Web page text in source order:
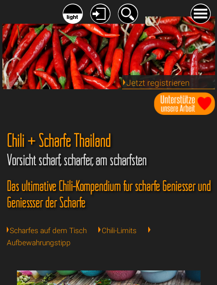
Jetzt registrieren
Chili + Schärfe Thailand
Vorsicht scharf, schärfer, am schärfsten
Das ultimative Chili-Kompendium für scharfe Geniesser und
Geniessser der Schärfe
Scharfes auf dem Tisch
Chili-Limits
Aufbewahrungstipp